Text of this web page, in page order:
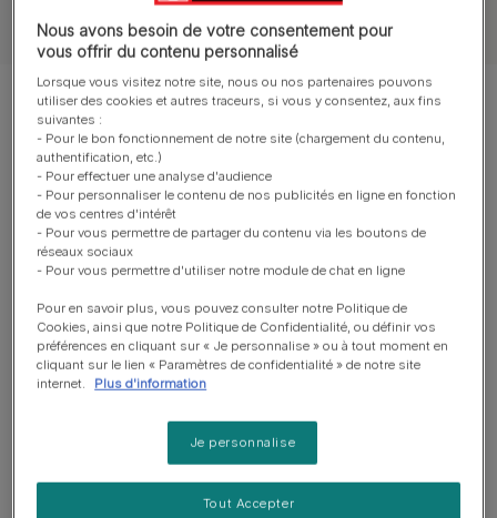
Tous nos articles sur les chiens
Montrer 10 sur 10 articles
Les articles les plus consultés
Comment montrer à son chien
qu'on l'aime : le guide
Temps de lecture : 6 min
Comprendre son chien
Pot de colle : Pourquoi mon chien
me suit-il partout ?
Temps de lecture : 3 min
Nous avons besoin de votre consentement pour
vous offrir du contenu personnalisé
Lorsque vous visitez notre site, nous ou nos partenaires pouvons
utiliser des cookies et autres traceurs, si vous y consentez, aux fins
suivantes :
- Pour le bon fonctionnement de notre site (chargement du contenu,
authentification, etc.)
- Pour effectuer une analyse d'audience
- Pour personnaliser le contenu de nos publicités en ligne en fonction
de vos centres d'intérêt
- Pour vous permettre de partager du contenu via les boutons de
réseaux sociaux
- Pour vous permettre d'utiliser notre module de chat en ligne
Pour en savoir plus, vous pouvez consulter notre Politique de
Cookies, ainsi que notre Politique de Confidentialité, ou définir vos
préférences en cliquant sur « Je personnalise » ou à tout moment en
cliquant sur le lien « Paramètres de confidentialité » de notre site
internet.
Plus d'information
Je personnalise
Tout Accepter